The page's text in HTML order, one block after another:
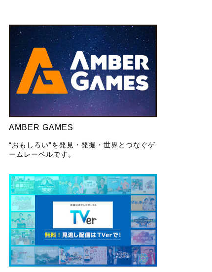
AMBER GAMES
“おもしろい”を発見・発掘・世界とつなぐゲ
ームレーベルです。